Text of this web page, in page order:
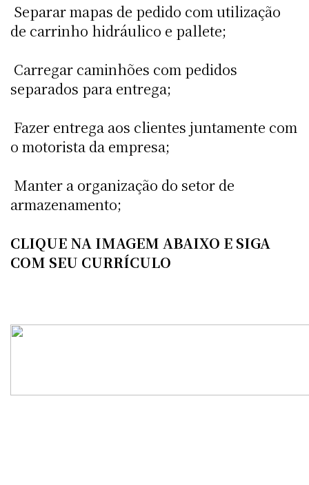
 Separar mapas de pedido com utilização
de carrinho hidráulico e pallete;
 Carregar caminhões com pedidos
separados para entrega;
 Fazer entrega aos clientes juntamente com
o motorista da empresa;
 Manter a organização do setor de
armazenamento;
CLIQUE NA IMAGEM ABAIXO E SIGA
COM SEU CURRÍCULO